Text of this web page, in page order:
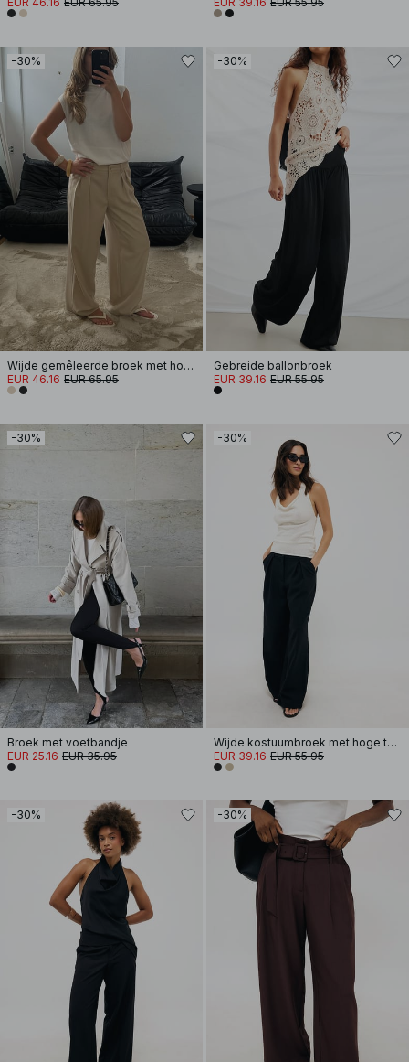
-30%
Wijde gemêleerde broek met hoge taille
EUR 46.16 EUR 65.95
-30%
Gebreide ballonbroek
EUR 39.16 EUR 55.95
-30%
Broek met voetbandje
EUR 25.16 EUR 35.95
-30%
Wijde kostuumbroek met hoge taille
EUR 39.16 EUR 55.95
-30% -30%